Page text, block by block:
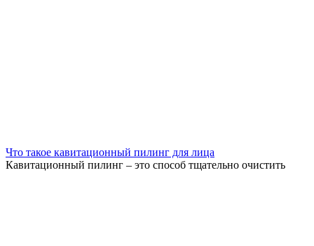
Что такое кавитационный пилинг для лица
Кавитационный пилинг – это способ тщательно очистить